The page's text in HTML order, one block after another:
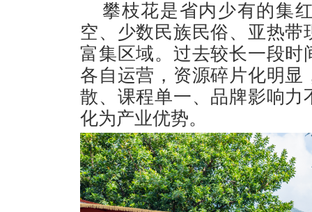
攀枝花是省内少有的集
空、少数民族民俗、亚热
富集区域。过去较长一段
各自运营，资源碎片化明
散、课程单一、品牌影响
化为产业优势。